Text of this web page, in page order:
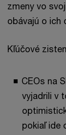
zmeny vo
obávajú o ich
Kľúčové
CEOs na
vyjadrili v
pokiaľ ide